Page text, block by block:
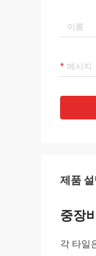
제품
중장
각 타일